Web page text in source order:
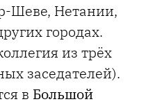
Шеве, Нетании,
городах.
из трёх
заседателей).
в Большой